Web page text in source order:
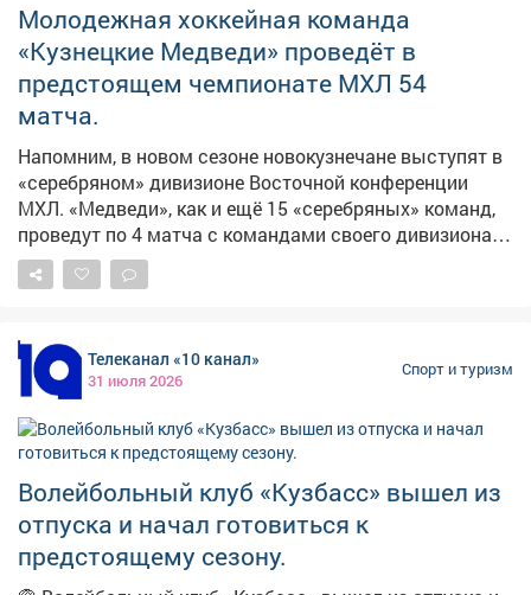
Молодежная хоккейная команда
«Кузнецкие Медведи» проведёт в
предстоящем чемпионате МХЛ 54
матча.
Напомним, в новом сезоне новокузнечане выступят в
«серебряном» дивизионе Восточной конференции
МХЛ. «Медведи», как и ещё 15 «серебряных» команд,
проведут по 4 матча с командами своего дивизиона,
ещё по 2 - с соперниками из «золотого» своей
конференции, 4 встречи − с западными коллективами
дополнительных игры, которые нужны, чтобы довести
число матчей до 54. Друг с другом сыграют
соперники равного уровня. Регулярный чемпионат
пройдёт с 6 сентября 2026-го по 22 марта 2027 года. В
нём будут две небольшие паузы - новогодняя и на
Кубок Вызова в феврале. «Кузнецкие Медведи» начнут
«регулярку» 13 сентября домашним поединком против
«Мамонтов Югры». #новости10канала
Телеканал «10 канал»
31 июля 2026
Спорт и туризм
Волейбольный клуб «Кузбасс» вышел из
отпуска и начал готовиться к
предстоящему сезону.